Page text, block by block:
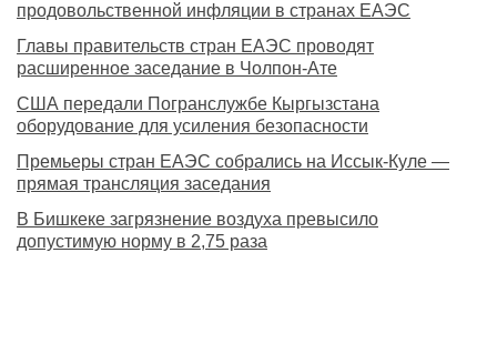
продовольственной инфляции в странах ЕАЭС
Главы правительств стран ЕАЭС проводят
расширенное заседание в Чолпон-Ате
США передали Погранслужбе Кыргызстана
оборудование для усиления безопасности
Премьеры стран ЕАЭС собрались на Иссык-Куле —
прямая трансляция заседания
В Бишкеке загрязнение воздуха превысило
допустимую норму в 2,75 раза